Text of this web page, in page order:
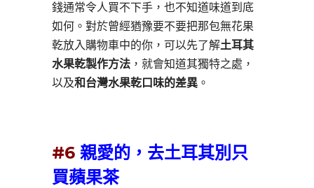
錢通常令人買不下手，也不知道味道到底
如何。對於曾經猶豫要不要把那包無花果
乾放入購物車中的你，可以先了解土耳其
水果乾製作方法 ，就會知道其獨特之處，
以及和台灣水果乾口味的差異 。
#6 親愛的，去土耳其別只
買蘋果茶